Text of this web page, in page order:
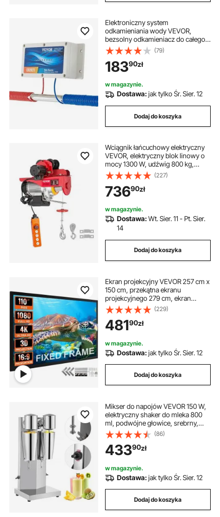
Elektroniczny system
odkamieniania wody VEVOR,
bezsolny odkamieniacz do całego
domu, zmiękczacz wody
redukujący osadzanie się kamienia,
do wszystkich typów rur
hydraulicznych
(79)
18390zł
w magazynie.
Dostawa:jak tylko Śr. Sier. 12
Dodaj do koszyka
Wciągnik łańcuchowy elektryczny
VEVOR, elektryczny blok linowy o
mocy 1300 W, udźwig 800 kg,
wciągnik linowy dwulinowy,
stalowy, udźwig znamionowy 1 t,
wciągnik linowy z wózkiem,
wciągnik linowy do fabryk
(227)
73690zł
w magazynie.
Dostawa:Wt. Sier. 11 - Pt. Sier.
14
Dodaj do koszyka
Ekran projekcyjny VEVOR 257 cm x
150 cm, przekątna ekranu
projekcyjnego 279 cm, ekran
montowany na suficie, wykonany z
PVC, powierzchnia projekcyjna 15
kg, kąt widzenia 160°, do
zastosowań na świeżym powietrzu
(229)
48190zł
w magazynie.
Dostawa:jak tylko Śr. Sier. 12
Dodaj do koszyka
Mikser do napojów VEVOR 150 W,
elektryczny shaker do mleka 800
ml, podwójne głowice, srebrny,
elektryczny mikser do koktajli,
mikser do koktajli, maszyna do
koktajli mlecznych, mikser barowy,
mikser stojący, do użytku
domowego w obiektach
komercyjnych
(86)
43390zł
w magazynie.
Dostawa:jak tylko Śr. Sier. 12
Dodaj do koszyka